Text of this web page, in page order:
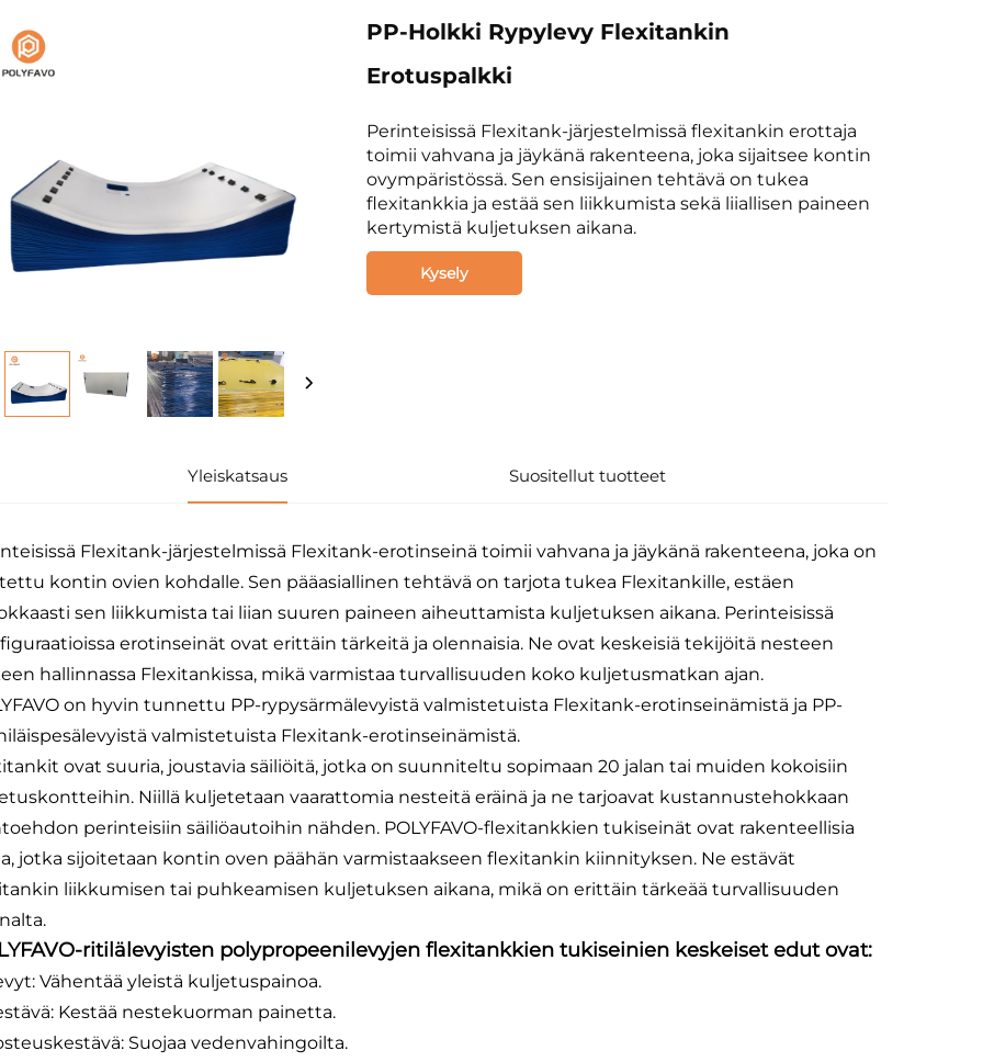
PP-Holkki Rypylevy Flexitankin
Erotuspalkki
Perinteisissä Flexitank-järjestelmissä flexitankin erottaja
toimii vahvana ja jäykänä rakenteena, joka sijaitsee kontin
ovympäristössä. Sen ensisijainen tehtävä on tukea
flexitankkia ja estää sen liikkumista sekä liiallisen paineen
kertymistä kuljetuksen aikana.
Kysely
Yleiskatsaus Suositellut tuotteet
Flexitank-järjestelmissä Flexitank-erotinseinä toimii vahvana ja jäykänä rakenteena, joka on
kontin ovien kohdalle. Sen pääasiallinen tehtävä on tarjota tukea Flexitankille, estäen
sen liikkumista tai liian suuren paineen aiheuttamista kuljetuksen aikana. Perinteisissä
erotinseinät ovat erittäin tärkeitä ja olennaisia. Ne ovat keskeisiä tekijöitä nesteen
hallinnassa Flexitankissa, mikä varmistaa turvallisuuden koko kuljetusmatkan ajan.
on hyvin tunnettu PP-rypysärmälevyistä valmistetuista Flexitank-erotinseinämistä ja PP-
valmistetuista Flexitank-erotinseinämistä.
ovat suuria, joustavia säiliöitä, jotka on suunniteltu sopimaan 20 jalan tai muiden kokoisiin
Niillä kuljetetaan vaarattomia nesteitä eräinä ja ne tarjoavat kustannustehokkaan
perinteisiin säiliöautoihin nähden. POLYFAVO-flexitankkien tukiseinät ovat rakenteellisia
jotka sijoitetaan kontin oven päähän varmistaakseen flexitankin kiinnityksen. Ne estävät
liikkumisen tai puhkeamisen kuljetuksen aikana, mikä on erittäin tärkeää turvallisuuden
ritilälevyisten polypropeenilevyjen flexitankkien tukiseinien keskeiset edut ovat:
Vähentää yleistä kuljetuspainoa.
Kestää nestekuorman painetta.
Suojaa vedenvahingoilta.